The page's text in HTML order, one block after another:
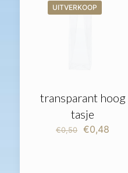
UITVERKOOP
transparant hoog
tasje
€0,50 €0,48